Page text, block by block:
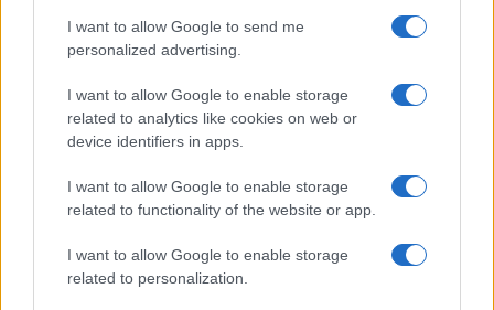
I want to allow Google to send me
personalized advertising.
I want to allow Google to enable storage
related to analytics like cookies on web or
device identifiers in apps.
I want to allow Google to enable storage
related to functionality of the website or app.
I want to allow Google to enable storage
related to personalization.
Brandnyúl mini disco
Ilyen még nem volt: most a gyerkőcök bulizhatnak a Káptalan
Helyi hírek
A világon évente mintegy 25 millió tonna őszibarack terem, Kína
- csaknem 17 millió tonnával - messze a legnagyobb termelő.